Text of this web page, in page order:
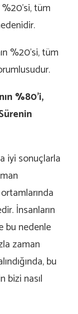
tüm
%20’si, tüm
%80’i,
iyi sonuçlarla
İnsanların
bu nedenle
zaman
bu
bizi nasıl